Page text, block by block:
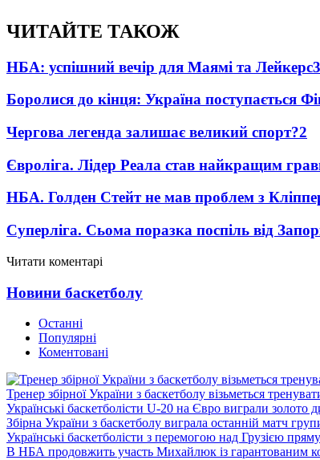
ЧИТАЙТЕ ТАКОЖ
НБА: успішний вечір для Маямі та Лейкерс3
Боролися до кінця: Україна поступається
Чергова легенда залишає великий спорт?2
Євроліга. Лідер Реала став найкращим
НБА. Голден Стейт не мав проблем з
Суперліга. Сьома поразка поспіль від
Читати коментарі
Новини баскетболу
Останні
Популярні
Коментовані
Тренер збірної України з баскетболу візьметься
Українські баскетболісти U-20 на Євро виграли золото
Збірна України з баскетболу виграла останній матч
Українські баскетболісти з перемогою над Грузією
В НБА продовжить участь Михайлюк із гарантованим